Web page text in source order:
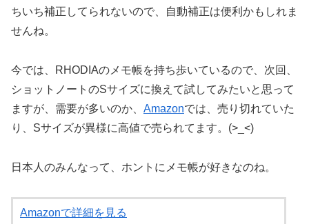
ちいち補正してられないので、自動補正は便利かもしれま
せんね。
今では、RHODIAのメモ帳を持ち歩いているので、次回、
ショットノートのSサイズに換えて試してみたいと思って
ますが、需要が多いのか、 Amazonでは、売り切れていた
り、Sサイズが異様に高値で売られてます。(>_<)
日本人のみんなって、ホントにメモ帳が好きなのね。
Amazonで詳細を見る